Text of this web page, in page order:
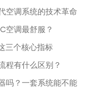
空调系统的技术革命
空调最舒服？
三个核心指标
程有什么区别？
吗？一套系统能不能